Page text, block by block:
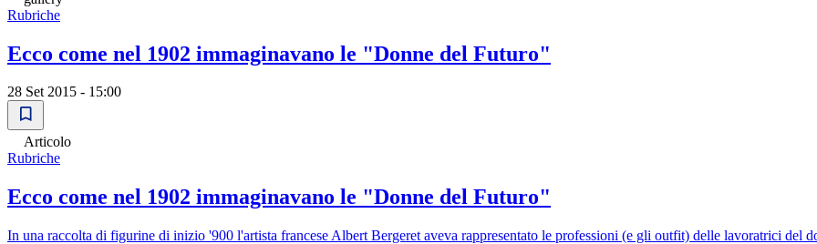
Rubriche
Ecco come nel 1902 immaginavano le "Donne del Futuro"
28 Set 2015 - 15:00
Articolo
Rubriche
Ecco come nel 1902 immaginavano le "Donne del Futuro"
In una raccolta di figurine di inizio '900 l'artista francese Albert Bergeret aveva rappresentato le professioni (e gli outfit) delle lavoratrici del